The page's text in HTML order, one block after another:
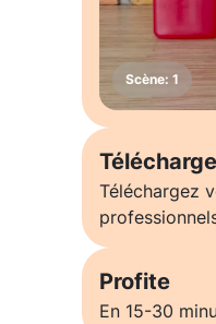
Téléchargez
Profite
En 15-30